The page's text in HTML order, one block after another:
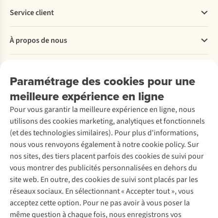
Paramétrage des cookies pour une
meilleure expérience en ligne
Pour vous garantir la meilleure expérience en ligne, nous
utilisons des cookies marketing, analytiques et fonctionnels
(et des technologies similaires). Pour plus d'informations,
nous vous renvoyons également à notre cookie policy. Sur
nos sites, des tiers placent parfois des cookies de suivi pour
vous montrer des publicités personnalisées en dehors du
site web. En outre, des cookies de suivi sont placés par les
réseaux sociaux. En sélectionnant « Accepter tout », vous
acceptez cette option. Pour ne pas avoir à vous poser la
même question à chaque fois, nous enregistrons vos
Service client
Commander
Payer
Retourner
Rétractation d'une commande
Entretien & réparations
Garantie
Contactez-nous
À propos de nous
Entreprise responsable
À propos d’Ayacucho
Nos magasins
À propos d’A.S.Adventure
Déclaration d'accessibilité
Location / Location sports d’hiver
Seconde-main
Entretien de ski
Service de lavage
Entretien de chaussures
Réparation de chaussures
Réparation de vêtements
Retouches
Pour les entreprises
Découvrez
A.S.Magazine
Explore Camp
Expertise & conseils
Abonnez-vous à la newsletter
Suivez-nous